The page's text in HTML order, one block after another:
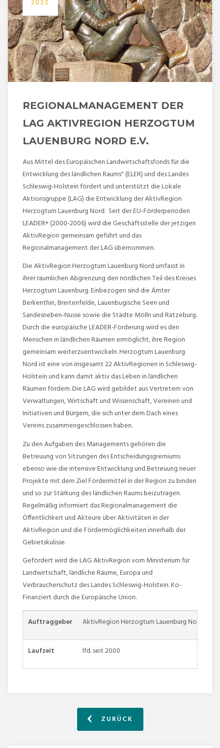
2020
REGIONALMANAGEMENT DER
LAG AKTIVREGION HERZOGTUM
LAUENBURG NORD E.V.
Aus Mittel des Europäischen Landwirtschaftsfonds für die
Entwicklung des ländlichen Raums" (ELER) und des Landes
Schleswig-Holstein fördert und unterstützt die Lokale
Aktionsgruppe (LAG) die Entwicklung der AktivRegion
Herzogtum Lauenburg Nord. Seit der EU-Förderperioden
LEADER+ (2000-2006) wird die Geschäftsstelle der jetzigen
AktivRegion gemeinsam geführt und das
Regionalmanagement der LAG übernommen.
Die AktivRegion Herzogtum Lauenburg Nord umfasst in
ihrer räumlichen Abgrenzung den nördlichen Teil des Kreises
Herzogtum Lauenburg. Einbezogen sind die Ämter
Berkenthin, Breitenfelde, Lauenbugische Seen und
Sandesneben-Nusse sowie die Städte Mölln und Ratzeburg.
Durch die europäische LEADER-Förderung wird es den
Menschen in ländlichen Räumen ermöglicht, ihre Region
gemeinsam weiterzuentwickeln. Herzogtum Lauenburg
Nord ist eine von insgesamt 22 AktivRegionen in Schleswig-
Holstein und kann damit aktiv das Leben in ländlichen
Räumen fördern. Die LAG wird gebildet aus Vertretern von
Verwaltungen, Wirtschaft und Wissenschaft, Vereinen und
Initiativen und Bürgern, die sich unter dem Dach eines
Vereins zusammengeschlossen haben.
Zu den Aufgaben des Managements gehören die
Betreuung von Sitzungen des Entscheidungsgremiums
ebenso wie die intensive Entwicklung und Betreuung neuer
Projekte mit dem Ziel Fördermittel in der Region zu binden
und so zur Stärkung des ländlichen Raums beizutragen.
Regelmäßig informiert das Regionalmanagement die
Öffentlichkeit und Akteure über Aktivitäten in der
AktivRegion und die Fördermöglichkeiten innerhalb der
Gebietskulisse.
Gefördert wird die LAG AktivRegion vom Ministerium für
Landwirtschaft, ländliche Räume, Europa und
Verbraucherschutz des Landes Schleswig-Holstein. Ko-
Finanziert durch die Europäische Union.
Auftraggeber AktivRegion Herzogtum Lauenburg Nord e.V.
Laufzeit lfd. seit 2000
ZURÜCK